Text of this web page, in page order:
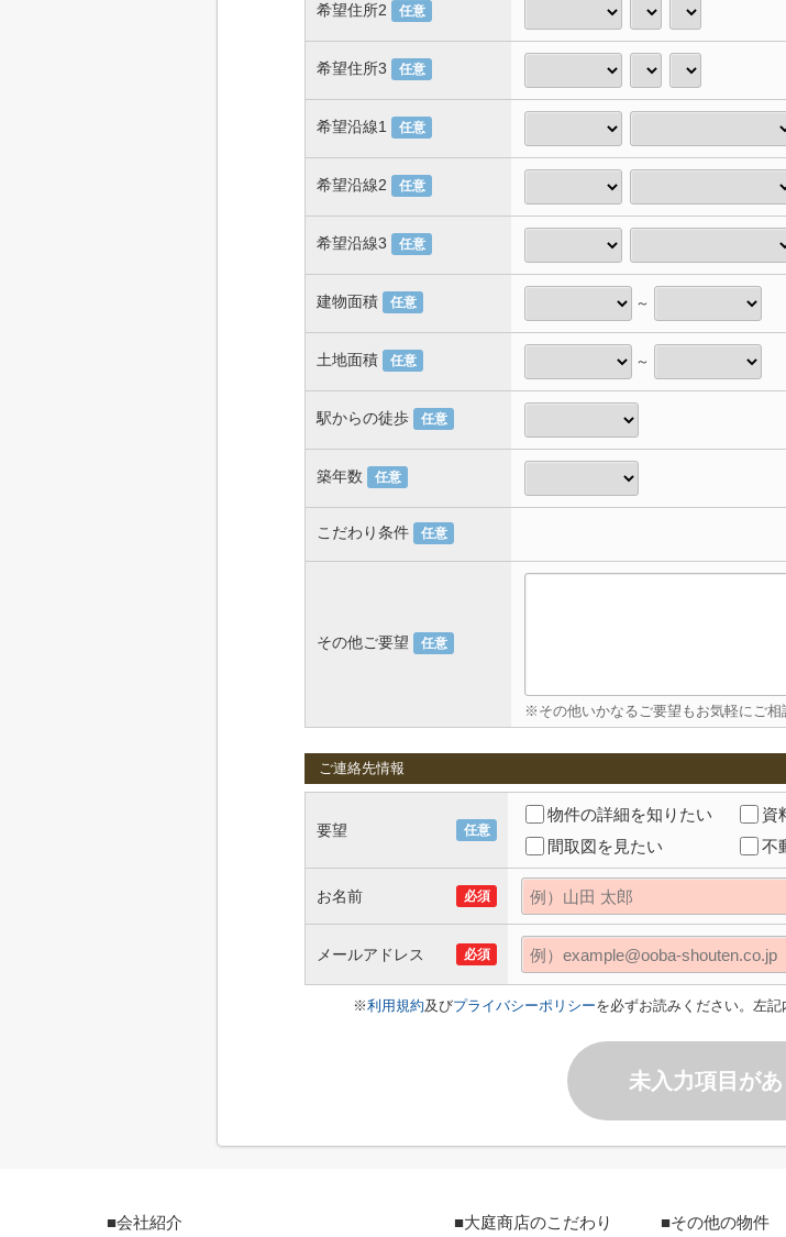
希望住所2 任意
希望住所3 任意
希望沿線1 任意
希望沿線2 任意
希望沿線3 任意
建物面積 任意 ～
土地面積 任意 ～
駅からの徒歩 任意
築年数 任意
こだわり条件 任意
その他ご要望 任意
※その他いかなるご要望もお気軽にご相
ご連絡先情報
要望 任意
物件の詳細を知りたい 資
間取図を見たい
不
お名前 必須
メールアドレス 必須
※利用規約及びプライバシーポリシーを必ずお読みください。左
未入力項目が
■会社紹介 ■大庭商店のこだわり ■その他の物件